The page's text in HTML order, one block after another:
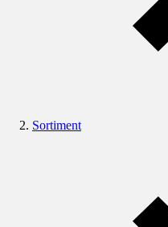
Sortiment